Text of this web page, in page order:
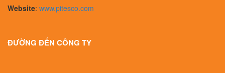
Website: www.pitesco.com
ĐƯỜNG ĐẾN CÔNG TY